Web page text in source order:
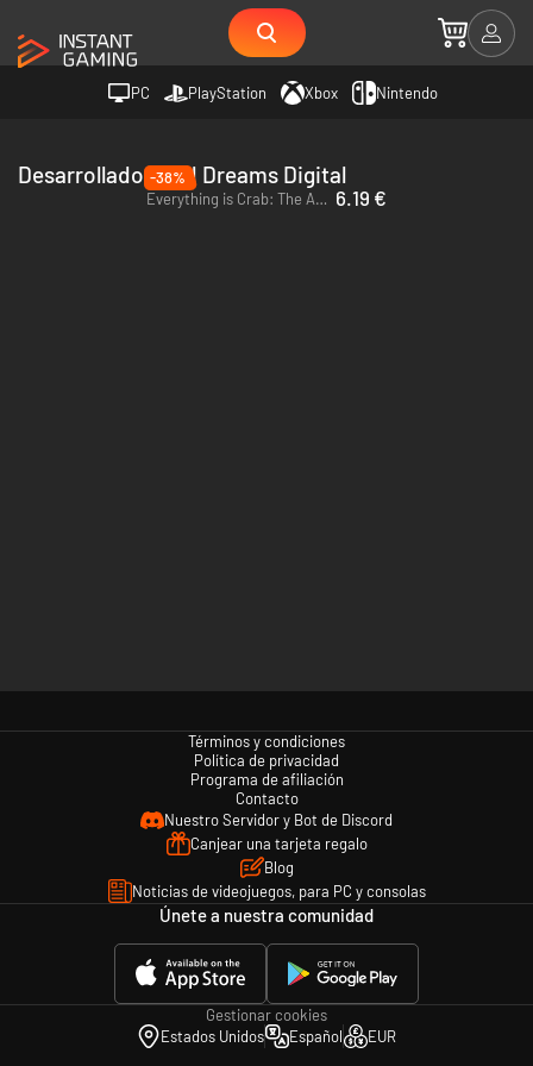
PC PlayStation Xbox Nintendo
Desarrollador Odd Dreams Digital
-38%
Everything is Crab: The Animal Evolution Roguelite - PC (Steam) - Europe & US & Canada 6.19 €
Términos y condiciones
Política de privacidad
Programa de afiliación
Contacto
Nuestro Servidor y Bot de Discord
Canjear una tarjeta regalo
Blog
Noticias de videojuegos, para PC y consolas
Únete a nuestra comunidad
Gestionar cookies
Estados Unidos
Español EUR